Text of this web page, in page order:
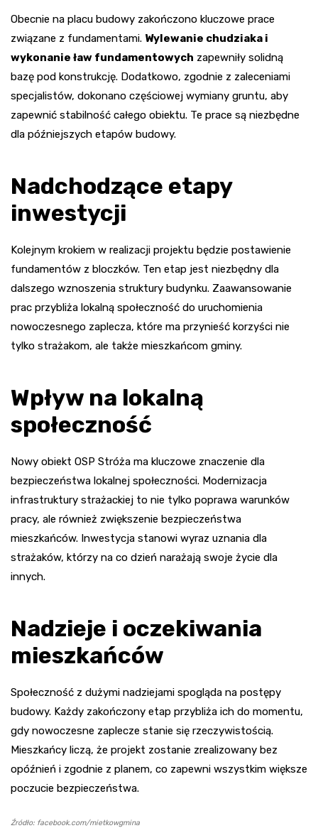
Obecnie na placu budowy zakończono kluczowe prace
związane z fundamentami. Wylewanie chudziaka i
wykonanie ław fundamentowych zapewniły solidną
bazę pod konstrukcję. Dodatkowo, zgodnie z zaleceniami
specjalistów, dokonano częściowej wymiany gruntu, aby
zapewnić stabilność całego obiektu. Te prace są niezbędne
dla późniejszych etapów budowy.
Nadchodzące etapy
inwestycji
Kolejnym krokiem w realizacji projektu będzie postawienie
fundamentów z bloczków. Ten etap jest niezbędny dla
dalszego wznoszenia struktury budynku. Zaawansowanie
prac przybliża lokalną społeczność do uruchomienia
nowoczesnego zaplecza, które ma przynieść korzyści nie
tylko strażakom, ale także mieszkańcom gminy.
Wpływ na lokalną
społeczność
Nowy obiekt OSP Stróża ma kluczowe znaczenie dla
bezpieczeństwa lokalnej społeczności. Modernizacja
infrastruktury strażackiej to nie tylko poprawa warunków
pracy, ale również zwiększenie bezpieczeństwa
mieszkańców. Inwestycja stanowi wyraz uznania dla
strażaków, którzy na co dzień narażają swoje życie dla
innych.
Nadzieje i oczekiwania
mieszkańców
Społeczność z dużymi nadziejami spogląda na postępy
budowy. Każdy zakończony etap przybliża ich do momentu,
gdy nowoczesne zaplecze stanie się rzeczywistością.
Mieszkańcy liczą, że projekt zostanie zrealizowany bez
opóźnień i zgodnie z planem, co zapewni wszystkim większe
poczucie bezpieczeństwa.
Źródło: facebook.com/mietkowgmina